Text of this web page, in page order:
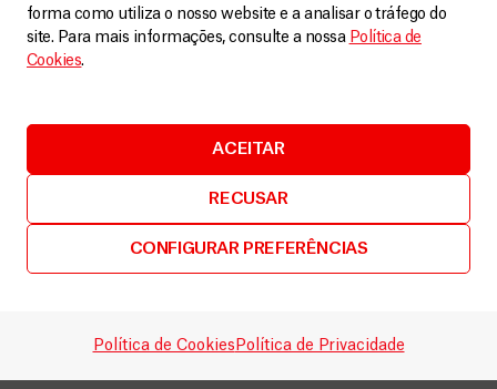
forma como utiliza o nosso website e a analisar o tráfego do
site. Para mais informações, consulte a nossa Política de
Cookies.
ACEITAR
RECUSAR
CONFIGURAR PREFERÊNCIAS
Política de Cookies Política de Privacidade
3 Julho, 2026